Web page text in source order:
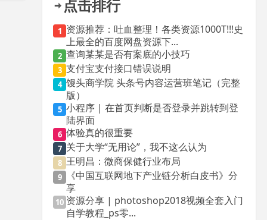
点击排行
1 资源推荐：吐血整理！各类资源1000T!!!史
上最全的百度网盘资源下...
2 查询某某是否有案底的小技巧
3 支付宝支付接口错误说明
4 馒头商学院 头条号内容运营班笔记（完整
版）
5 小程序 | 在首页判断是否登录并跳转到登
陆界面
6 体验真的很重要
7 关于大学“无用论”，我不这么认为
8 王明昌：微商保健行业布局
9
《中国互联网地下产业链分析白皮书》分
享
10 资源分享 | photoshop2018视频全套入门
自学教程_ps零...